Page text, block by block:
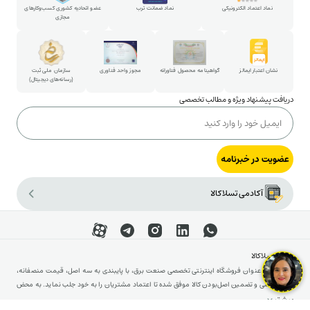
ارتباط با مدیرعامل
نماد اعتماد الکترونیکی نماد ضمانت ترب
عضو اتحادیه کشوری کسب‌وکارهای
مجازی
نشان اعتبار ایمالز گواهینامه محصول فناورانه مجوز واحد فناوری
سازمان ملی ثبت
(رسانه‌های دیجیتال)
دریافت پیشنهاد ویژه و مطالب تخصصی
عضویت در خبرنامه
آکادمی تسلاکالا
درباره تسلاکالا
تسلاکالا به عنوان فروشگاه اینترنتی تخصصی صنعت برق، با پایبندی به سه اصل، قیمت منصفانه،
مشاوره فنی و تضمین اصل‌بودن کالا موفق شده تا اعتماد مشتریان را به خود جلب نماید. به محض
ورود به سایت تسلاکالا با دنیایی از تجهیزات رو به رو می‌شوید! تسلاکالا مثل یک نمایشگاه فنی با
بیشتر